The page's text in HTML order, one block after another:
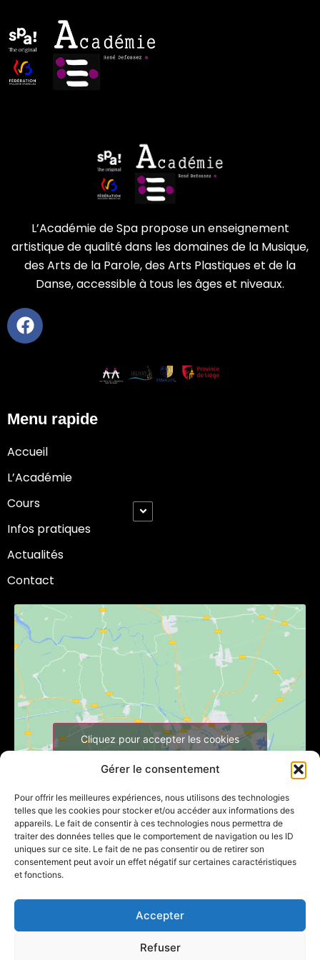
Gérer le consentement
Pour offrir les meilleures expériences, nous utilisons des technologies
telles que les cookies pour stocker et/ou accéder aux informations des
appareils. Le fait de consentir à ces technologies nous permettra de
traiter des données telles que le comportement de navigation ou les ID
uniques sur ce site. Le fait de ne pas consentir ou de retirer son
consentement peut avoir un effet négatif sur certaines caractéristiques
et fonctions.
Accepter
Refuser
L’Académie de Spa propose un enseignement
artistique de qualité dans les domaines de la Musique,
des Arts de la Parole, des Arts Plastiques et de la
Danse, accessible à tous les âges et niveaux.
Menu rapide
Accueil
L’Académie
Cours
Infos pratiques
Actualités
Contact
Cliquez pour accepter les cookies
©2026. Tous droits réservés.